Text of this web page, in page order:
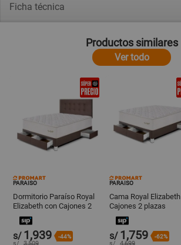
Ficha técnica
Productos similares
Ver todo
PARAISO
Dormitorio Paraíso Royal
Elizabeth con Cajones 2
plazas Chocolate
s/ 1,939 -44%
PARAISO
Cama Royal Elizabeth
Cajones 2 plazas
Chocolate Paraiso
s/ 1,759 -62%